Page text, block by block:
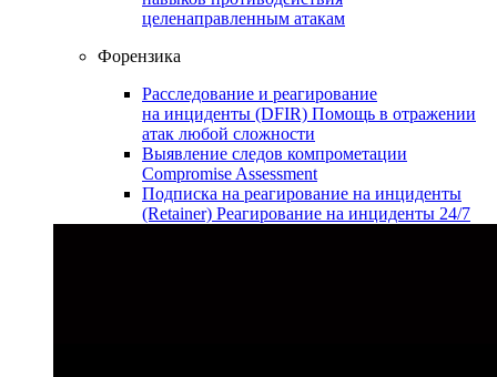
целенаправленным атакам
Форензика
Расследование и реагирование
на инциденты (DFIR) Помощь в отражении
атак любой сложности
Выявление следов компрометации
Compromise Assessment
Подписка на реагирование на инциденты
(Retainer) Реагирование на инциденты 24/7